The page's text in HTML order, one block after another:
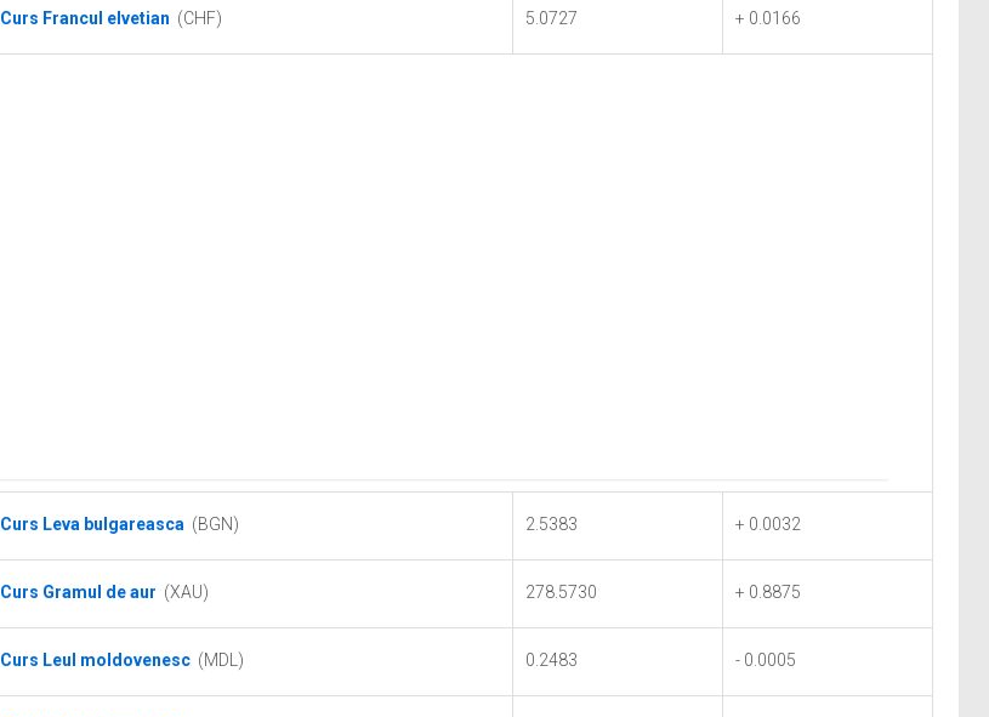
Curs Francul elvetian (CHF) 5.0727 + 0.0166
Curs Leva bulgareasca (BGN) 2.5383 + 0.0032
Curs Gramul de aur (XAU) 278.5730 + 0.8875
Curs Leul moldovenesc (MDL) 0.2483 - 0.0005